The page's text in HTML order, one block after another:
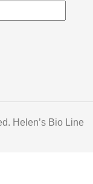
Helen’s Bio Line